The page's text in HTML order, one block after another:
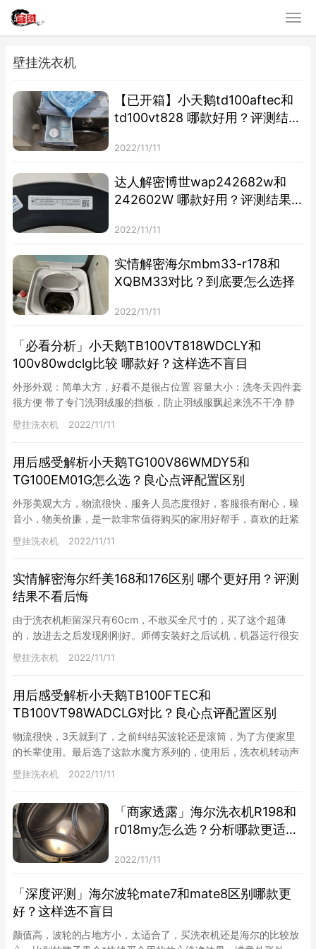
壁挂洗衣机
【已开箱】小天鹅td100aftec和
td100vt828 哪款好用？评测结果
2022/11/11
达人解密博世wap242682w和
242602W 哪款好用？评测结果
2022/11/11
实情解密海尔mbm33-r178和
XQBM33对比？到底要怎么选择
2022/11/11
「必看分析」小天鹅TB100VT818WDCLY和
100v80wdclg比较 哪款好？这样选不盲目
外形外观：简单大方，好看不是很占位置 容量大小：洗冬天四件套
很方便 带了专门洗羽绒服的挡板，防止羽绒服飘起来洗不干净 静
音效果不错，甩干不是特别干 洗衣服的动力大小可以根据衣服质
量…
壁挂洗衣机 2022/11/11
用后感受解析小天鹅TG100V86WMDY5和
TG100EM01G怎么选？良心点评配置区别
外形美观大方，物流很快，服务人员态度很好，客服很有耐心，噪
音小，物美价廉，是一款非常值得购买的家用好帮手，喜欢的赶紧
下单。 小天鹅TG100V86WMDY5和TG100EM01G？…
壁挂洗衣机 2022/11/11
实情解密海尔纤美168和176区别 哪个更好用？评测
结果不看后悔
由于洗衣机柜留深只有60cm，不敢买全尺寸的，买了这个超薄
的，放进去之后发现刚刚好。师傅安装好之后试机，机器运行很安
静，脱水的时候也没听到什么声音，不知道里面有衣服的时候还会
不会这…
壁挂洗衣机 2022/11/11
用后感受解析小天鹅TB100FTEC和
TB100VT98WADCLG对比？良心点评配置区别
物流很快，3天就到了，之前纠结买波轮还是滚筒，为了方便家里
的长辈使用。最后选了这款水魔方系列的，使用后，洗衣机转动声
音很小，洗得很干净，而且选择模式很多，配送很及时，安装师傅
也很及…
壁挂洗衣机 2022/11/11
「商家透露」海尔洗衣机R198和
r018my怎么选？分析哪款更适合
2022/11/11
「深度评测」海尔波轮mate7和mate8区别哪款更
好？这样选不盲目
颜值高，波轮的占地方小，太适合了，买洗衣机还是海尔的比较放